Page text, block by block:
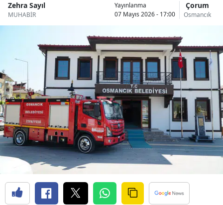
Çanakkale
Çankırı
Çorum
Denizli
Diyarbakır
Edirne
Erzincan
Zehra Sayıl
MUHABİR
Yayınlanma
07 Mayıs 2026 - 17:00
Çorum
Osmancık